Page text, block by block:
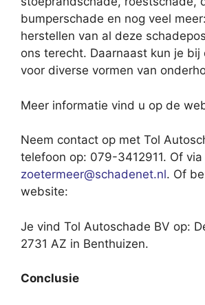
bumperschade en nog veel
herstellen van al deze
ons terecht. Daarnaast kun je bij
voor diverse vormen van
Meer informatie vind u op de
Neem contact op met Tol
telefoon op: 079-3412911. Of via
zoetermeer@schadenet.nl. Of
website:
Je vind Tol Autoschade BV op:
2731 AZ in Benthuizen.
Conclusie